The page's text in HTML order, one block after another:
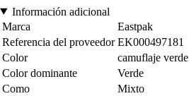
Información adicional
Marca
Eastpak
Referencia del proveedor EK000497181
Color
camuflaje verde
Color dominante
Verde
Como
Mixto